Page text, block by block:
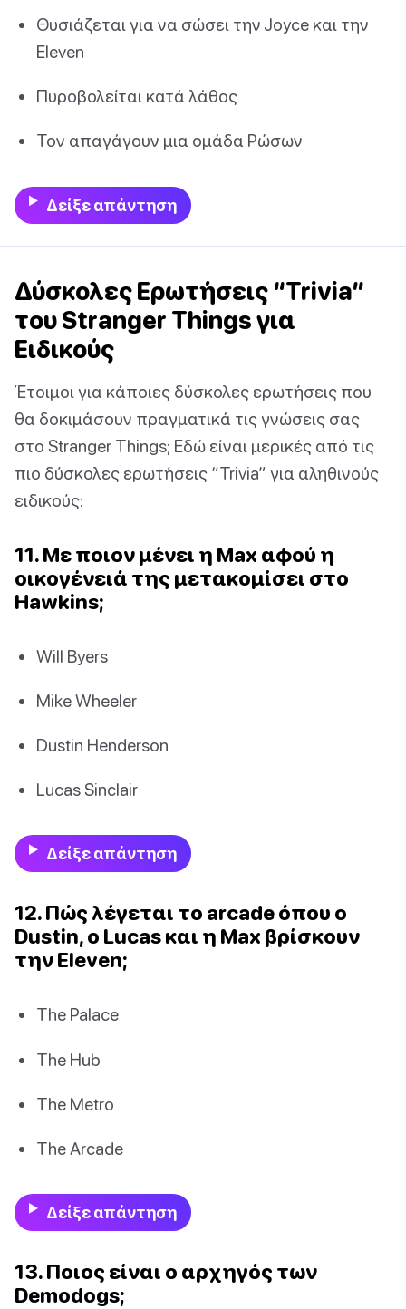
Θυσιάζεται για να σώσει την Joyce και την
Eleven
Πυροβολείται κατά λάθος
Τον απαγάγουν μια ομάδα Ρώσων
Δείξε απάντηση
Δύσκολες Ερωτήσεις “Trivia”
του Stranger Things για
Ειδικούς
Έτοιμοι για κάποιες δύσκολες ερωτήσεις που
θα δοκιμάσουν πραγματικά τις γνώσεις σας
στο Stranger Things; Εδώ είναι μερικές από τις
πιο δύσκολες ερωτήσεις “Trivia” για αληθινούς
ειδικούς:
11. Με ποιον μένει η Max αφού η
οικογένειά της μετακομίσει στο
Hawkins;
Will Byers
Mike Wheeler
Dustin Henderson
Lucas Sinclair
Δείξε απάντηση
12. Πώς λέγεται το arcade όπου ο
Dustin, ο Lucas και η Max βρίσκουν
την Eleven;
The Palace
The Hub
The Metro
The Arcade
Δείξε απάντηση
13. Ποιος είναι ο αρχηγός των
Demodogs;